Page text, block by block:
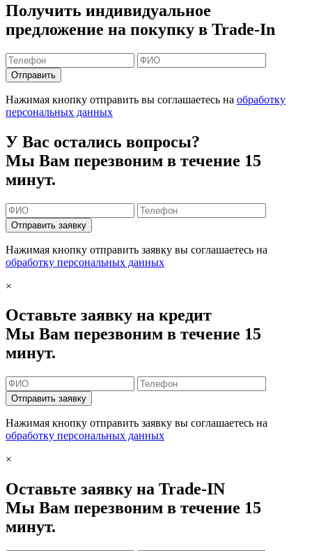
Получить индивидуальное
предложение на покупку в Trade-In
Отправить
Нажимая кнопку отправить вы соглашаетесь на обработку
персональных данных
У Вас остались вопросы?
Мы Вам перезвоним в течение 15
минут.
Отправить заявку
Нажимая кнопку отправить заявку вы соглашаетесь на
обработку персональных данных
×
Оставьте заявку на кредит
Мы Вам перезвоним в течение 15
минут.
Отправить заявку
Нажимая кнопку отправить заявку вы соглашаетесь на
обработку персональных данных
×
Оставьте заявку на Trade-IN
Мы Вам перезвоним в течение 15
минут.